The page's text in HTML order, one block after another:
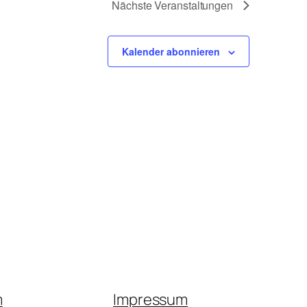
NächsteVeranstaltungen
Kalender abonnieren
Impressum